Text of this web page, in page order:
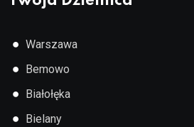
● Warszawa
● Bemowo
● Białołęka
● Bielany